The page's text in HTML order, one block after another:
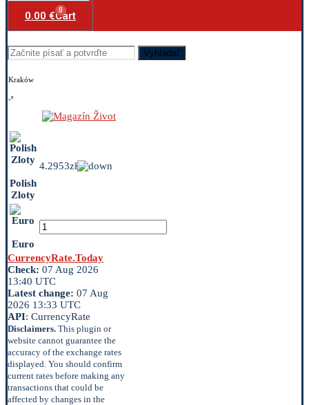
0.00 € 0
Cart
Vyhľadať
Kraków
-º
Polish
Zloty
4.2953zł
Euro
CurrencyRate.Today
Check: 07 Aug 2026
13:40 UTC
Latest change: 07 Aug
2026 13:33 UTC
API: CurrencyRate
Disclaimers. This plugin or
website cannot guarantee the
accuracy of the exchange rates
displayed. You should confirm
current rates before making any
transactions that could be
affected by changes in the